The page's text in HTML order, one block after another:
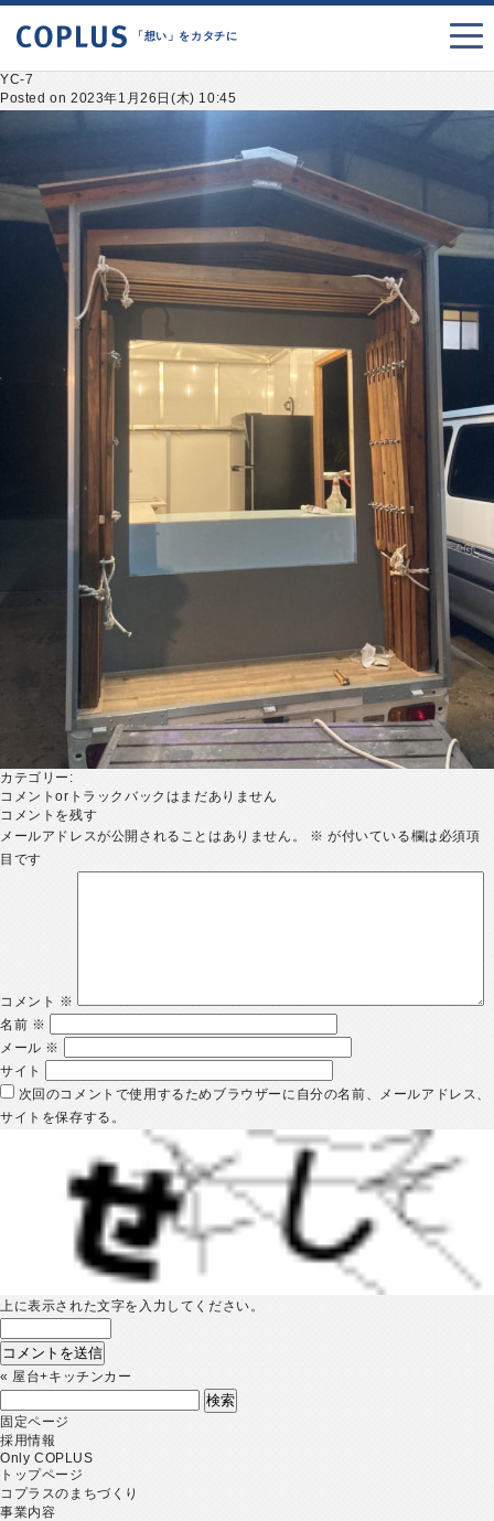
「想い」をカタチに
YC-7
Posted on 2023年1月26日(木) 10:45
カテゴリー:
コメントorトラックバックはまだありません
コメントを残す
メールアドレスが公開されることはありません。
※ が付いている欄は必須項
目です
コメント ※
名前 ※
メール ※
サイト
次回のコメントで使用するためブラウザーに自分の名前、メールアドレス、
サイトを保存する。
上に表示された文字を入力してください。
« 屋台+キッチンカー
検
索:
固定ページ
採用情報
Only COPLUS
トップページ
コプラスのまちづくり
事業内容